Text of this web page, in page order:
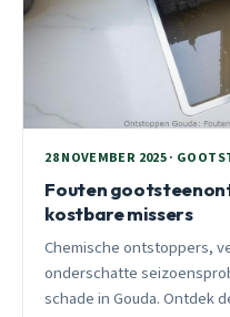
28 NOVEMBER 2025 ·
Fouten
kostbare missers
Chemische ontstoppers,
onderschatte
schade in Gouda. Ontdek